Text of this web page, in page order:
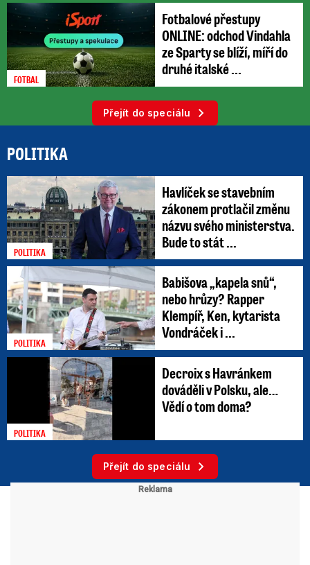
FOTBAL
Fotbalové přestupy
ONLINE: odchod Vindahla
ze Sparty se blíží, míří do
druhé italské ...
Přejít do speciálu
POLITIKA
POLITIKA
Havlíček se stavebním
zákonem protlačil změnu
názvu svého ministerstva.
Bude to stát ...
POLITIKA
Babišova „kapela snů“,
nebo hrůzy? Rapper
Klempíř, Ken, kytarista
Vondráček i ...
POLITIKA
Decroix s Havránkem
dováděli v Polsku, ale…
Vědí o tom doma?
Přejít do speciálu